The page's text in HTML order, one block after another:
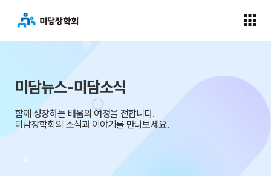
미담뉴스-미담소식
함께 성장하는 배움의 여정을 전합니다.
미담장학회의 소식과 이야기를 만나보세요.